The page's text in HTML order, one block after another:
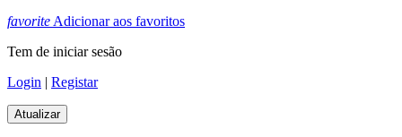
favoriteAdicionar aos favoritos
Tem de iniciar sesão
Login | Registar